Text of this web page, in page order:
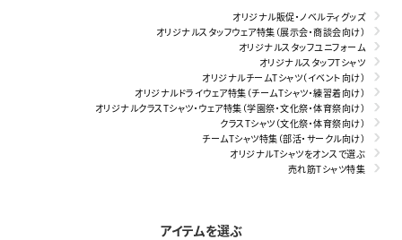
オリジナル販促・ノベルティグッズ
オリジナルスタッフウェア特集（展示会・商談会向け）
オリジナルスタッフユニフォーム
オリジナルスタッフTシャツ
オリジナルチームTシャツ（イベント向け）
オリジナルドライウェア特集（チームTシャツ・練習着向け）
オリジナルクラスTシャツ・ウェア特集（学園祭・文化祭・体育祭向け）
クラスTシャツ（文化祭・体育祭向け）
チームTシャツ特集（部活・サークル向け）
オリジナルTシャツをオンスで選ぶ
売れ筋Tシャツ特集
アイテムを選ぶ